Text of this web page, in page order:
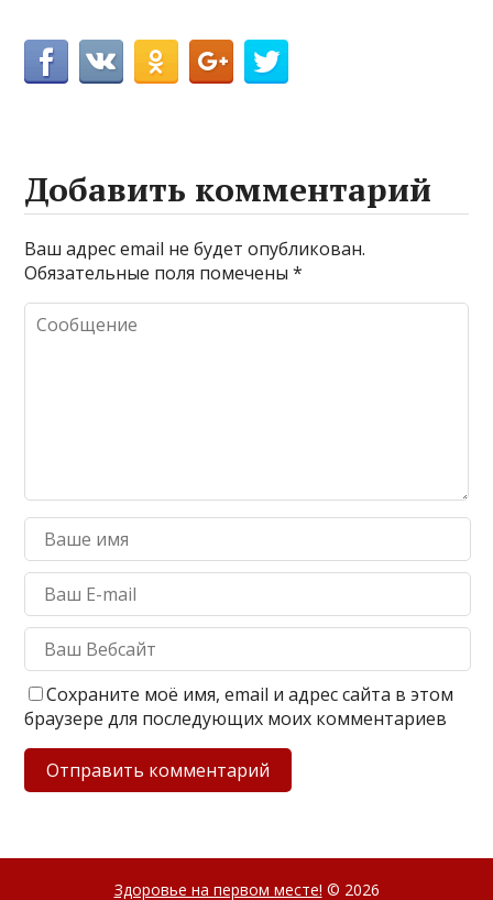
Добавить комментарий
Ваш адрес email не будет опубликован.
Обязательные поля помечены*
Сохраните моё имя, email и адрес сайта в этом
браузере для последующих моих комментариев
Здоровье на первом месте! © 2026